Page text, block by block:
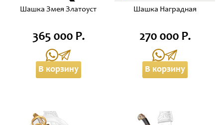
Шашка Змея Златоуст
365 000 Р.
В корзину
Шашка Наградная
270 000 Р.
В корзину